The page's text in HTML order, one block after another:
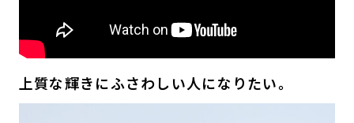
上質な輝きにふさわしい人になりたい。